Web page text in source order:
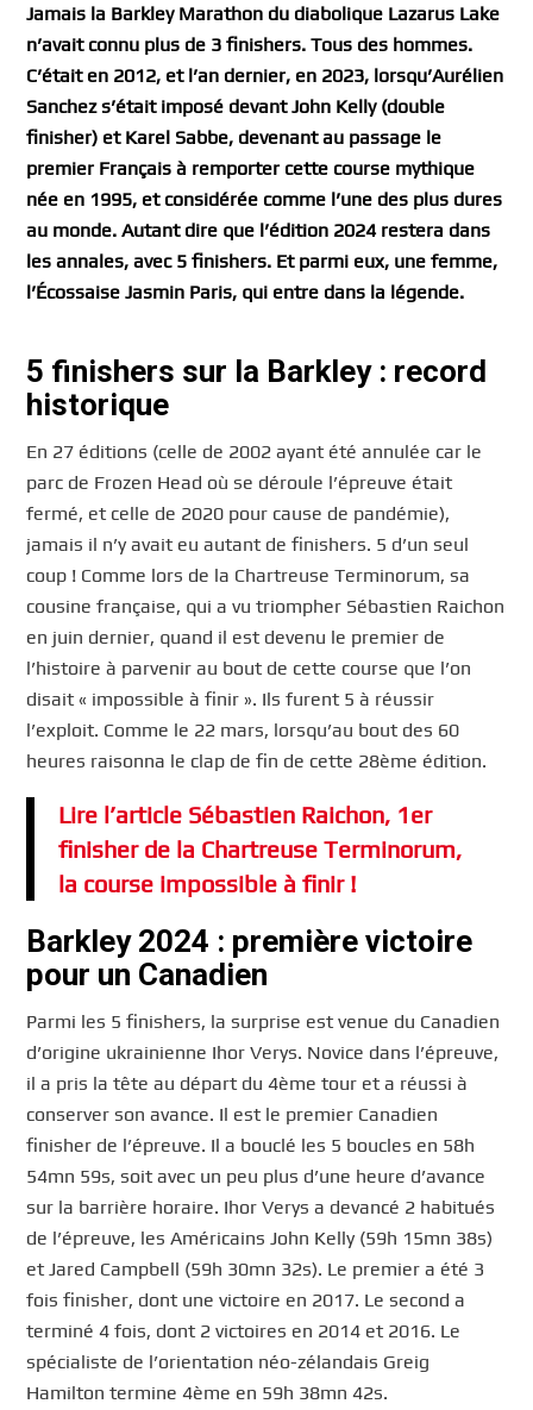
Jamais la Barkley Marathon du diabolique Lazarus Lake
n’avait connu plus de 3 finishers. Tous des hommes.
C’était en 2012, et l’an dernier, en 2023, lorsqu’Aurélien
Sanchez s’était imposé devant John Kelly (double
finisher) et Karel Sabbe, devenant au passage le
premier Français à remporter cette course mythique
née en 1995, et considérée comme l’une des plus dures
au monde. Autant dire que l’édition 2024 restera dans
les annales, avec 5 finishers. Et parmi eux, une femme,
l’Écossaise Jasmin Paris, qui entre dans la légende.
5 finishers sur la Barkley : record
historique
En 27 éditions (celle de 2002 ayant été annulée car le
parc de Frozen Head où se déroule l’épreuve était
fermé, et celle de 2020 pour cause de pandémie),
jamais il n’y avait eu autant de finishers. 5 d’un seul
coup ! Comme lors de la Chartreuse Terminorum, sa
cousine française, qui a vu triompher Sébastien Raichon
en juin dernier, quand il est devenu le premier de
l’histoire à parvenir au bout de cette course que l’on
disait « impossible à finir ». Ils furent 5 à réussir
l’exploit. Comme le 22 mars, lorsqu’au bout des 60
heures raisonna le clap de fin de cette 28ème édition.
Lire l’article Sébastien Raichon, 1er
finisher de la Chartreuse Terminorum,
la course impossible à finir !
Barkley 2024 : première victoire
pour un Canadien
Parmi les 5 finishers, la surprise est venue du Canadien
d’origine ukrainienne Ihor Verys. Novice dans l’épreuve,
il a pris la tête au départ du 4ème tour et a réussi à
conserver son avance. Il est le premier Canadien
finisher de l’épreuve. Il a bouclé les 5 boucles en 58h
54mn 59s, soit avec un peu plus d’une heure d’avance
sur la barrière horaire. Ihor Verys a devancé 2 habitués
de l’épreuve, les Américains John Kelly (59h 15mn 38s)
et Jared Campbell (59h 30mn 32s). Le premier a été 3
fois finisher, dont une victoire en 2017. Le second a
terminé 4 fois, dont 2 victoires en 2014 et 2016. Le
spécialiste de l’orientation néo-zélandais Greig
Hamilton termine 4ème en 59h 38mn 42s.